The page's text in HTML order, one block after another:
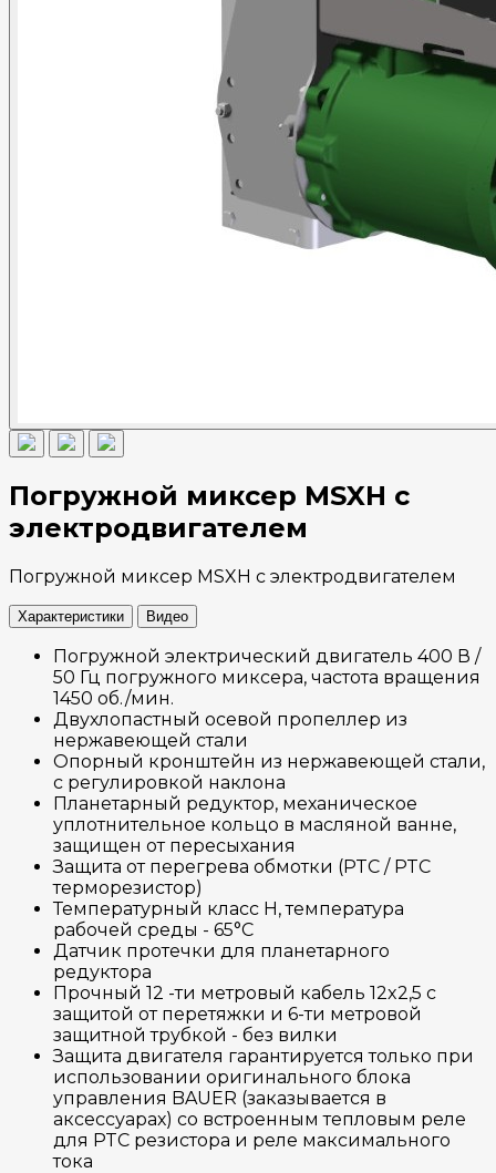
Погружной миксер MSXH с
электродвигателем
Погружной миксер MSXH с электродвигателем
Характеристики Видео
Погружной электрический двигатель 400 В /
50 Гц погружного миксера, частота вращения
1450 об./мин.
Двухлопастный осевой пропеллер из
нержавеющей стали
Опорный кронштейн из нержавеющей стали,
с регулировкой наклона
Планетарный редуктор, механическое
уплотнительное кольцо в масляной ванне,
защищен от пересыхания
Защита от перегрева обмотки (PTC / PTC
терморезистор)
Температурный класс H, температура
рабочей среды - 65°C
Датчик протечки для планетарного
редуктора
Прочный 12 -ти метровый кабель 12x2,5 с
защитой от перетяжки и 6-ти метровой
защитной трубкой - без вилки
Защита двигателя гарантируется только при
использовании оригинального блока
управления BAUER (заказывается в
аксессуарах) со встроенным тепловым реле
для PTC резистора и реле максимального
тока